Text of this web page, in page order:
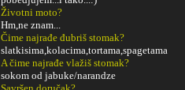
Životni moto?
Hm,ne znam...
Čime najrađe đubriš stomak?
slatkisima,kolacima,tortama,spagetama
A čime najrađe vlažiš stomak?
sokom od jabuke/narandze